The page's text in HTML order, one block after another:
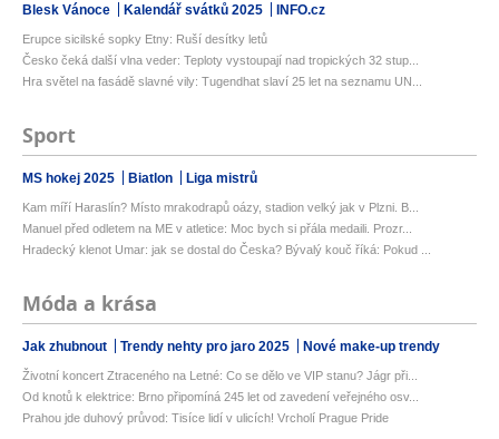
Blesk Vánoce Kalendář svátků 2025 INFO.cz
Erupce sicilské sopky Etny: Ruší desítky letů
Česko čeká další vlna veder: Teploty vystoupají nad tropických 32 stup...
Hra světel na fasádě slavné vily: Tugendhat slaví 25 let na seznamu UN...
Sport
MS hokej 2025 Biatlon Liga mistrů
Kam míří Haraslín? Místo mrakodrapů oázy, stadion velký jak v Plzni. B...
Manuel před odletem na ME v atletice: Moc bych si přála medaili. Prozr...
Hradecký klenot Umar: jak se dostal do Česka? Bývalý kouč říká: Pokud ...
Móda a krása
Jak zhubnout Trendy nehty pro jaro 2025 Nové make-up trendy
Životní koncert Ztraceného na Letné: Co se dělo ve VIP stanu? Jágr při...
Od knotů k elektrice: Brno připomíná 245 let od zavedení veřejného osv...
Prahou jde duhový průvod: Tisíce lidí v ulicích! Vrcholí Prague Pride